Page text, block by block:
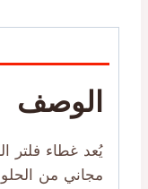
الوصف
مجاني من